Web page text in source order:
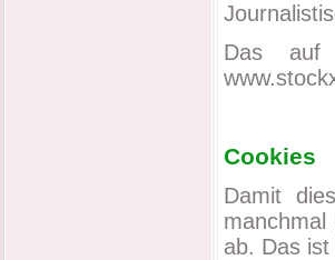
Das auf
Cookies
Damit
manchmal
ab. Das